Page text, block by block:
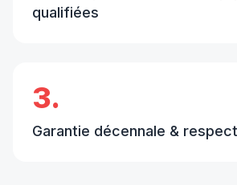
qualifiées
3.
Garantie décennale &